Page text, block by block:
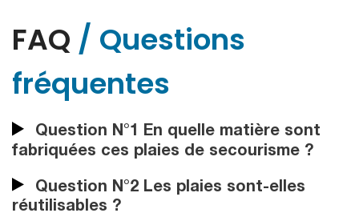
FAQ / Questions
fréquentes
Question N°1 En quelle matière sont
fabriquées ces plaies de secourisme ?
Question N°2 Les plaies sont-elles
réutilisables ?